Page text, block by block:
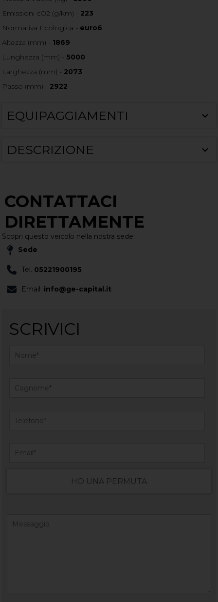
Emissioni cO2 (g/km) - 223
Normativa Ecologica - euro6
Altezza (mm) - 1869
Lunghezza (mm) - 5000
Larghezza (mm) - 2073
Passo (mm) - 2922
EQUIPAGGIAMENTI
DESCRIZIONE
CONTATTACI
DIRETTAMENTE
Scopri questo veicolo nella nostra sede:
Sede
Tel. 05221900195
Email: info@ge-capital.it
SCRIVICI
HO UNA PERMUTA